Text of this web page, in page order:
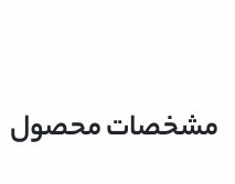
مشخصات محصول